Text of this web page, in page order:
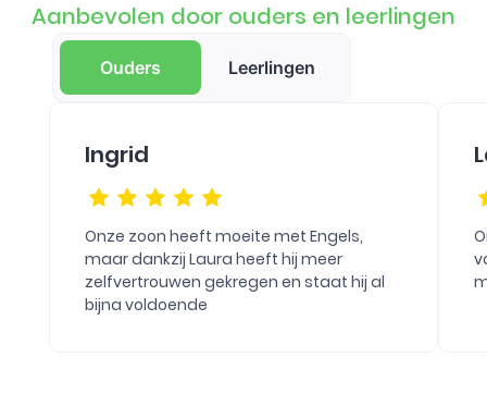
Aanbevolen door ouders en leerlingen
Ouders Leerlingen
Ingrid
Onze zoon heeft moeite met Engels,
maar dankzij Laura heeft hij meer
zelfvertrouwen gekregen en staat hij al
bijna voldoende